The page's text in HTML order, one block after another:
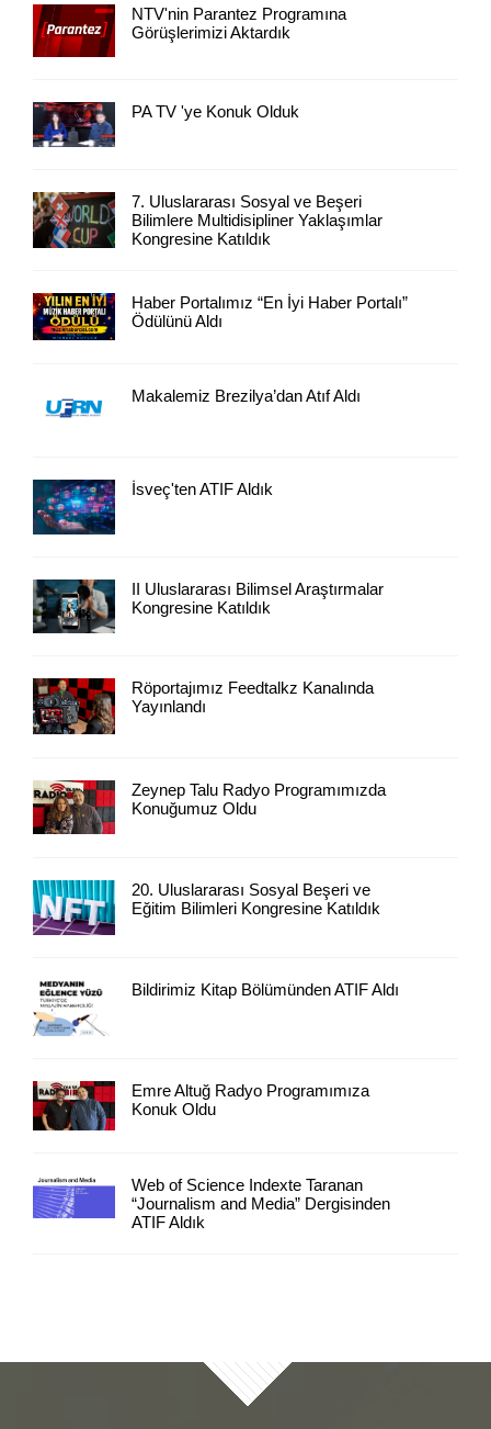
NTV'nin Parantez Programına
Görüşlerimizi Aktardık
PA TV 'ye Konuk Olduk
7. Uluslararası Sosyal ve Beşeri
Bilimlere Multidisipliner Yaklaşımlar
Kongresine Katıldık
Haber Portalımız “En İyi Haber Portalı”
Ödülünü Aldı
Makalemiz Brezilya’dan Atıf Aldı
İsveç'ten ATIF Aldık
II Uluslararası Bilimsel Araştırmalar
Kongresine Katıldık
Röportajımız Feedtalkz Kanalında
Yayınlandı
Zeynep Talu Radyo Programımızda
Konuğumuz Oldu
20. Uluslararası Sosyal Beşeri ve
Eğitim Bilimleri Kongresine Katıldık
Bildirimiz Kitap Bölümünden ATIF Aldı
Emre Altuğ Radyo Programımıza
Konuk Oldu
Web of Science Indexte Taranan
“Journalism and Media” Dergisinden
ATIF Aldık